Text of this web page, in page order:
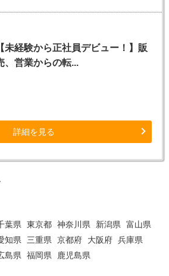
【未経験から正社員デビュー！】販
、営業からの転...
詳細を見る
葉県 東京都 神奈川県 新潟県 富山県
知県 三重県 京都府 大阪府 兵庫県
島県 福岡県 鹿児島県